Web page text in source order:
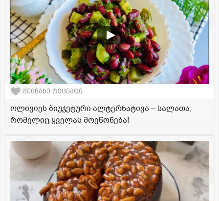
შეინახე რეცეპტი
ოლივიეს ბიუჯეტური ალტერნატივა – სალათა,
რომელიც ყველას მოეწონება!